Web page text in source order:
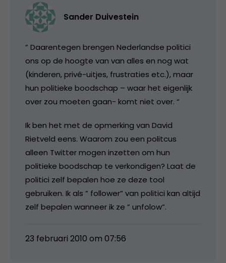
Sander Duivestein
” Daarentegen brengen Nederlandse politici
ons op de hoogte van van alles en nog wat
(kinderen, privé-uitjes, frustraties etc.), maar
hun politieke boodschap – waar het eigenlijk
over zou moeten gaan- komt niet over. “
Ik ben het met de opmerking van David
Rietveld eens. Waarom zou een politcus
alleen Twitter mogen inzetten om hun
politieke boodschap te verkondigen? Laat de
politici zelf bepalen hoe ze deze tool
gebruiken. Ik als ” follower” van politici kan altijd
zelf bepalen wanneer ik ze ” unfolow”.
23 februari 2010 om 07:56